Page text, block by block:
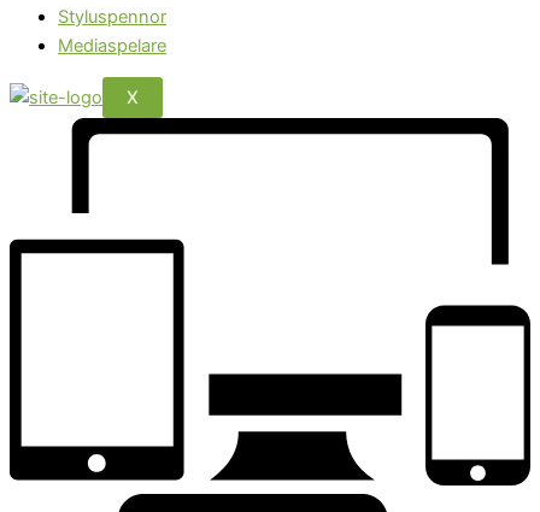
Styluspennor
Mediaspelare
X